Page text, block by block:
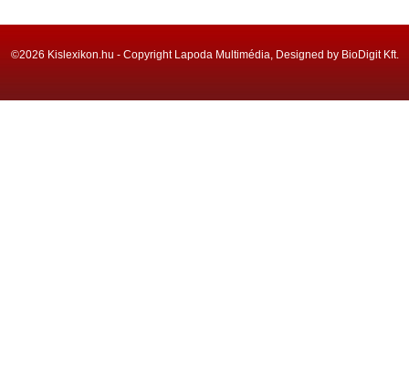
©2026 Kislexikon.hu - Copyright Lapoda Multimédia, Designed by BioDigit Kft.